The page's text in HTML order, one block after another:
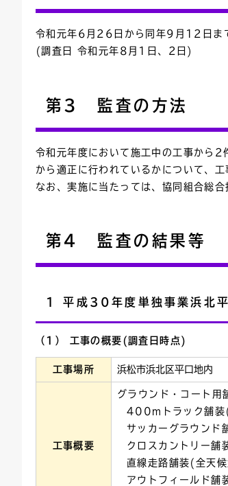
令和元年6月26日から同年9月12日ま
(調査日 令和元年8月1日、2日)
第3 監査の方法
令和元年度において施工中の工事から2
から適正に行われているかについて、
なお、実施に当たっては、協同組合総
第4 監査の結果等
1 平成30年度単独事業浜北
（1） 工事の概要(調査日時点)
工事場所 浜松市浜北区平口地内
工事概要
グラウンド・コート
400mトラック舗装
サッカーグラウンド
クロスカントリー舗
直線走路舗装(全天
アウトフィールド舗